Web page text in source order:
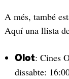
A més, també
Aquí una llista
Olot: Cines
dissabte: